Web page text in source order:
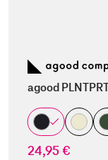
agood
24,95 €